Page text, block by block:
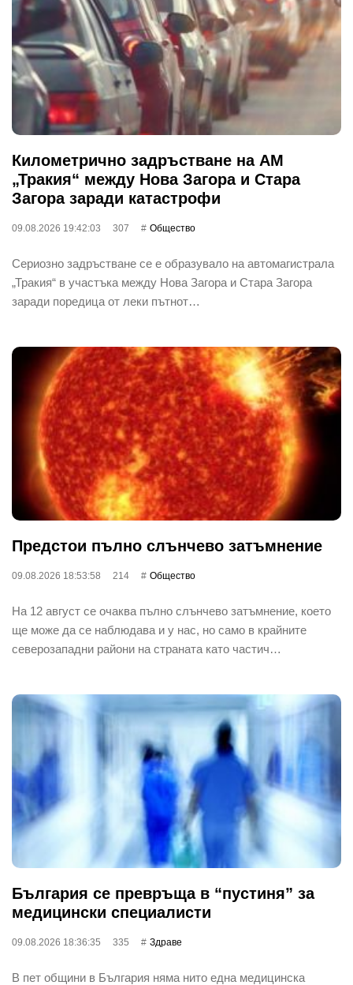
Километрично задръстване на АМ
„Тракия“ между Нова Загора и Стара
Загора заради катастрофи
09.08.2026 19:42:03 307 Общество
Сериозно задръстване се е образувало на автомагистрала
„Тракия“ в участъка между Нова Загора и Стара Загора
заради поредица от леки пътнот…
Предстои пълно слънчево затъмнение
09.08.2026 18:53:58 214 Общество
На 12 август се очаква пълно слънчево затъмнение, което
ще може да се наблюдава и у нас, но само в крайните
северозападни райони на страната като частич…
България се превръща в “пустиня” за
медицински специалисти
09.08.2026 18:36:35 335 Здраве
В пет общини в България няма нито една медицинска